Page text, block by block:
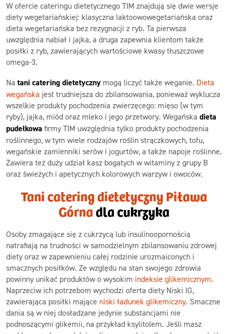
W ofercie cateringu dietetycznego TIM znajdują się dwie wersje
diety wegetariańskiej: klasyczna laktoowowegetariańska oraz
dieta wegetariańska bez rezygnacji z ryb. Ta pierwsza
uwzględnia nabiał i jajka, a druga zapewnia klientom także
posiłki z ryb, zawierających wartościowe kwasy tłuszczowe
omega-3.
Na tani catering dietetyczny mogą liczyć także weganie. Dieta
wegańska jest trudniejsza do zbilansowania, ponieważ wyklucza
wszelkie produkty pochodzenia zwierzęcego: mięso (w tym
ryby), jajka, miód oraz mleko i jego przetwory. Wegańska dieta
pudełkowa firmy TIM uwzględnia tylko produkty pochodzenia
roślinnego, w tym wiele rodzajów roślin strączkowych, tofu,
wegańskie zamienniki serów i jogurtów, a także napoje roślinne.
Zawiera też duży udział kasz bogatych w witaminy z grupy B
oraz świeżych i apetycznych kolorowych warzyw i owoców.
Tani catering dietetyczny Piława
Górnadla cukrzyka
Osoby zmagające się z cukrzycą lub insulinoopornością
natrafiają na trudności w samodzielnym zbilansowaniu zdrowej
diety oraz w zapewnieniu całej rodzinie urozmaiconych i
smacznych posiłków. Ze względu na stan swojego zdrowia
powinny unikać produktów o wysokim indeksie glikemicznym.
Naprzeciw ich potrzebom wychodzi oferta diety Niski IG,
zawierająca posiłki mające niski ładunek glikemiczny. Smaczne
dania są w niej dosładzane jedynie substancjami nie
podnoszącymi glikemii, na przykład ksylitolem. Jeśli masz